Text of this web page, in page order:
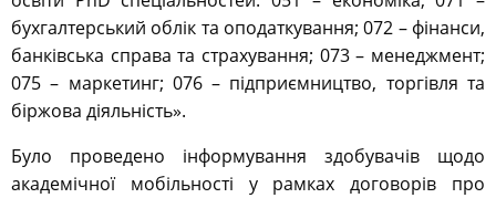
бухгалтерський облік та оподаткування; 072 – фінанси,
банківська справа та страхування; 073 – менеджмент;
075 – маркетинг; 076 – підприємництво, торгівля та
біржова діяльність».
Було проведено інформування здобувачів щодо
академічної мобільності у рамках договорів про